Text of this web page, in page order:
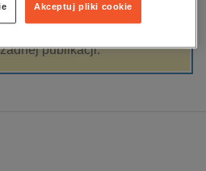
technologie, informatyka
informacyjne
publikacji.
Akceptuj pliki cookie